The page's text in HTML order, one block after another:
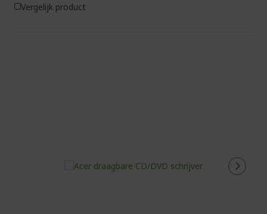
Vergelijk product